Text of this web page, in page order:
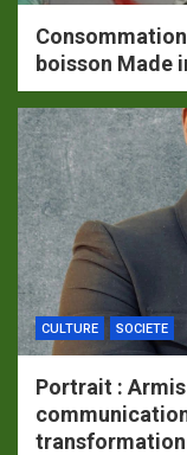
boisson Made
CULTURE SOCIETE
Portrait :
transformation